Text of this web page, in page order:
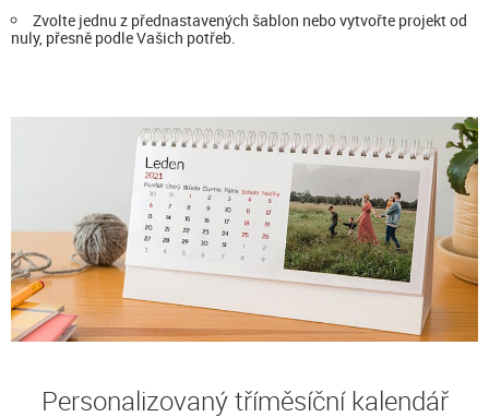
Zvolte jednu z přednastavených šablon nebo vytvořte projekt od
nuly, přesně podle Vašich potřeb.
Personalizovaný tříměsíční kalendář